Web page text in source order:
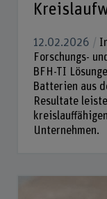
12.02.2026
Forschungs-
BFH-TI
Batterien aus
Resultate
Unternehmen.